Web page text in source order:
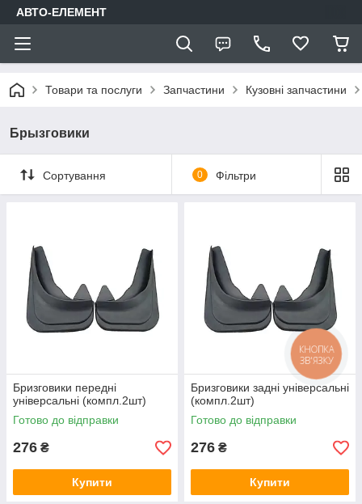
АВТО-ЕЛЕМЕНТ
Товари та послуги Запчастини Кузовні запчастини
Брызговики
Сортування 0 Фільтри
Бризговики передні
універсальні (компл.2шт)
Готово до відправки
276 ₴
Купити
Бризговики задні універсальні
(компл.2шт)
Готово до відправки
276 ₴
Купити
КНОПКА
ЗВ'ЯЗКУ